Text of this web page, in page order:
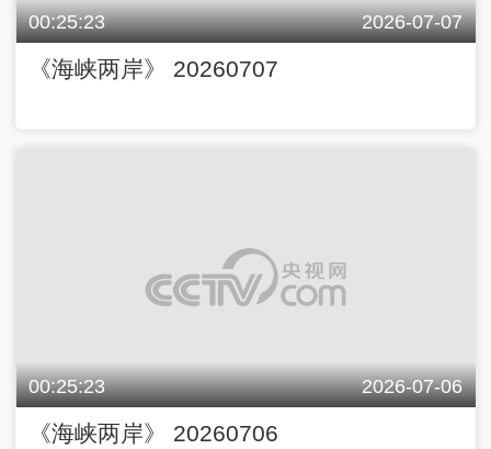
00:25:23 2026-07-07
《海峡两岸》 20260707
00:25:23 2026-07-06
《海峡两岸》 20260706